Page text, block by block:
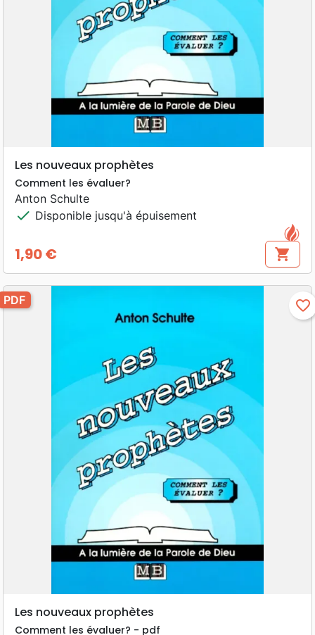
Les nouveaux prophètes
Comment les évaluer?
Anton Schulte
check Disponible jusqu'à épuisement
Prix
1,90 € shopping_cart
PDF favorite_border
Les nouveaux prophètes
Comment les évaluer? - pdf